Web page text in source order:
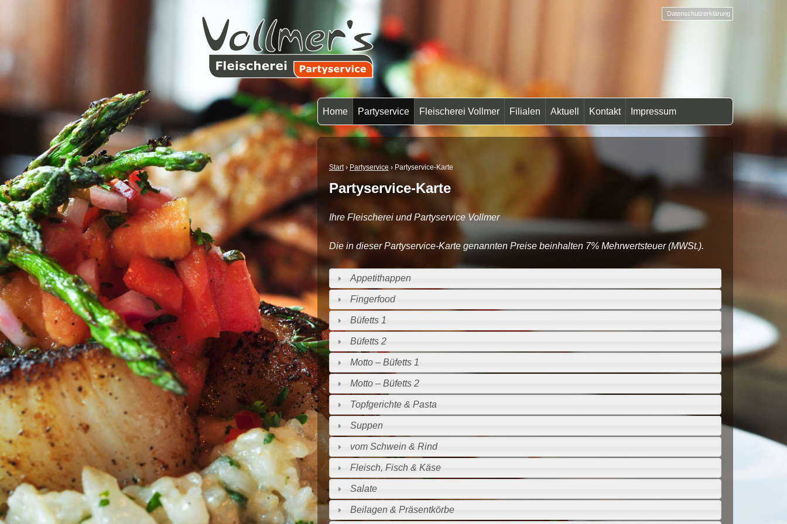
Datenschutzerklärung
Home Partyservice Fleischerei Vollmer Filialen Aktuell Kontakt Impressum
Start › Partyservice › Partyservice-Karte
Partyservice-Karte
Ihre Fleischerei und Partyservice Vollmer
Die in dieser Partyservice-Karte genannten Preise beinhalten 7% Mehrwertsteuer (MWSt.).
Appetithappen
Fingerfood
Büfetts 1
Büfetts 2
Motto – Büfetts 1
Motto – Büfetts 2
Topfgerichte & Pasta
Suppen
vom Schwein & Rind
Fleisch, Fisch & Käse
Salate
Beilagen & Präsentkörbe